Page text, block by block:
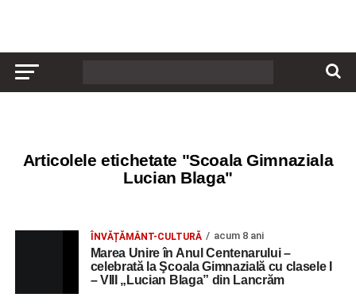
Articolele etichetate "Scoala Gimnaziala
Lucian Blaga"
ÎNVĂȚĂMÂNT-CULTURĂ acum 8 ani
Marea Unire în Anul Centenarului –
celebrată la Şcoala Gimnazială cu clasele I
– VIII „Lucian Blaga” din Lancrăm